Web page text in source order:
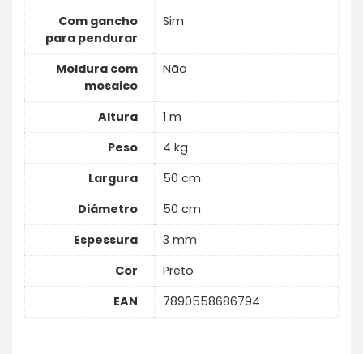
Com gancho
para pendurar
Sim
Moldura com
mosaico
Não
Altura
1 m
Peso
4 kg
Largura
50 cm
Diâmetro
50 cm
Espessura
3 mm
Cor
Preto
EAN
7890558686794